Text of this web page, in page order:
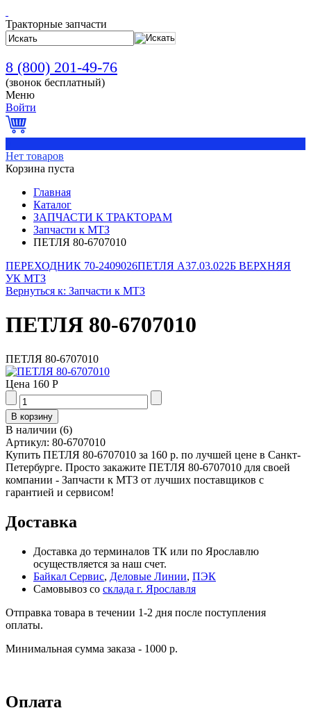
Тракторные запчасти
8 (800) 201-49-76
(звонок бесплатный)
Меню
Войти
Нет товаров
Корзина пуста
Главная
Каталог
ЗАПЧАСТИ К ТРАКТОРАМ
Запчасти к МТЗ
ПЕТЛЯ 80-6707010
ПЕРЕХОДНИК 70-2409026ПЕТЛЯ А37.03.022Б ВЕРХНЯЯ
УК МТЗ
Вернуться к: Запчасти к МТЗ
ПЕТЛЯ 80-6707010
ПЕТЛЯ 80-6707010
Цена 160 Р
В наличии (6)
Артикул: 80-6707010
Купить ПЕТЛЯ 80-6707010 за 160 р. по лучшей цене в Санкт-
Петербурге. Просто закажите ПЕТЛЯ 80-6707010 для своей
компании - Запчасти к МТЗ от лучших поставщиков с
гарантией и сервисом!
Доставка
Доставка до терминалов ТК или по Ярославлю
осуществляется за наш счет.
Байкал Сервис, Деловые Линии, ПЭК
Самовывоз со склада г. Ярославля
Отправка товара в течении 1-2 дня после поступления
оплаты.
Минимальная сумма заказа - 1000 р.
Оплата